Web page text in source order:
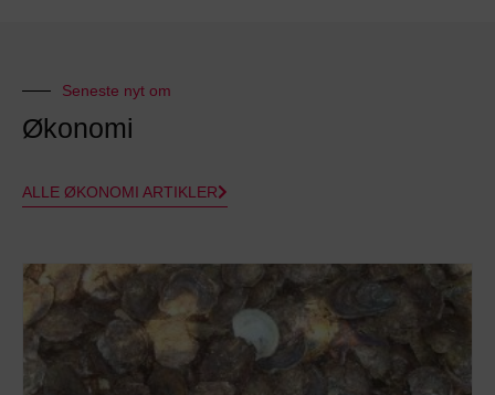
Seneste nyt om
Økonomi
ALLE ØKONOMI ARTIKLER